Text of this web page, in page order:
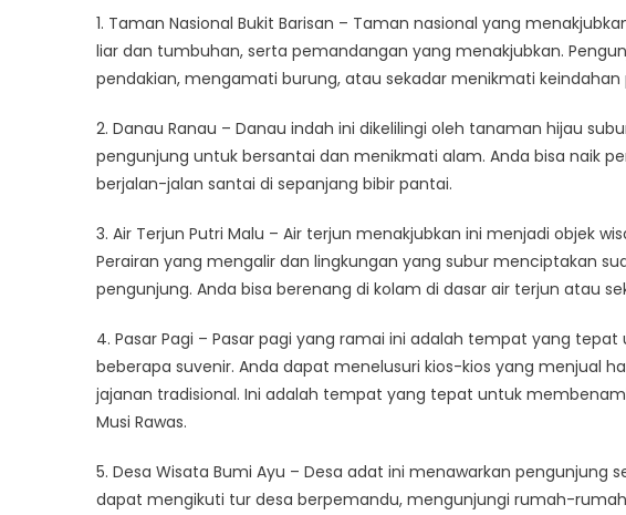
SMP
Musi
Rawas
1. Taman Nasional Bukit Barisan – Taman nasional yang
liar dan tumbuhan, serta pemandangan yang menakjubkan.
pendakian, mengamati burung, atau sekadar menikmati
2. Danau Ranau – Danau indah ini dikelilingi oleh tanaman hijau
pengunjung untuk bersantai dan menikmati alam. Anda bisa naik
berjalan-jalan santai di sepanjang bibir pantai.
3. Air Terjun Putri Malu – Air terjun menakjubkan ini menjadi objek
Perairan yang mengalir dan lingkungan yang subur menciptakan
pengunjung. Anda bisa berenang di kolam di dasar air terjun atau
4. Pasar Pagi – Pasar pagi yang ramai ini adalah tempat yang
beberapa suvenir. Anda dapat menelusuri kios-kios yang menjual
jajanan tradisional. Ini adalah tempat yang tepat untuk
Musi Rawas.
5. Desa Wisata Bumi Ayu – Desa adat ini menawarkan pengunjung
dapat mengikuti tur desa berpemandu, mengunjungi rumah-